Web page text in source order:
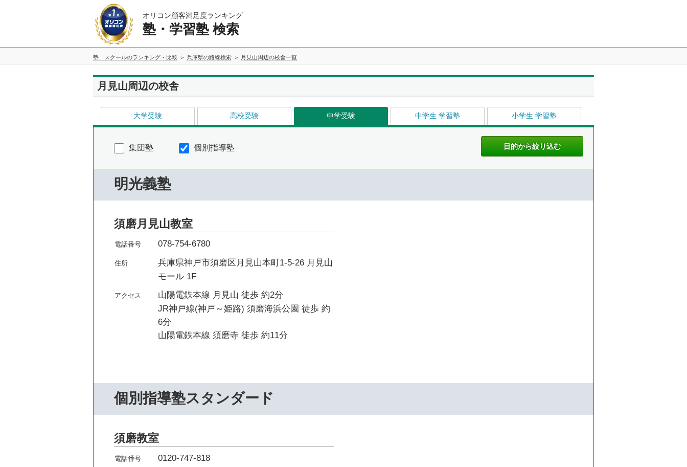
オリコン顧客満足度ランキング
塾・学習塾 検索
塾、スクールのランキング・比較 兵庫県の路線検索 月見山周辺の校舎一覧
月見山周辺の校舎
大学受験 高校受験 中学受験 中学生 学習塾 小学生 学習塾
集団塾 個別指導塾
明光義塾
須磨月見山教室
078-754-6780
兵庫県神戸市須磨区月見山本町1-5-26 月見山
モール 1F
山陽電鉄本線 月見山 徒歩 約2分
JR神戸線(神戸～姫路) 須磨海浜公園 徒歩 約
6分
山陽電鉄本線 須磨寺 徒歩 約11分
個別指導塾スタンダード
須磨教室
0120-747-818